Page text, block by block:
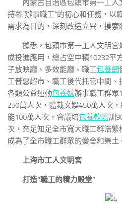
內蒙古自治區包頭市第一工
持著“辦事職工”的初心和任務，以
需求為目的，深刻改造立異，摸索
據悉，包頭市第一工人文明宮
成投進應用，總占空中積10232平
子放映廳、多效能廳、職工包養網
工普惠超市、職工後代托管中間、
各類公益運動包養妹辦事職工群眾
250萬人次，體裁文娛450萬人次
能100萬人次，會議培包養軟體訓
次，充足知足全市寬大職工群浩
成為了全市職工群眾的黌舍和樂土
上海市工人文明宮
打造“職工的精力殿堂”